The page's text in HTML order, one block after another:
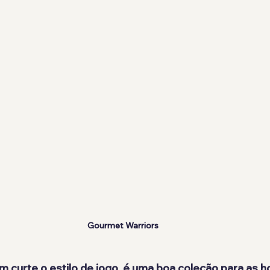
Gourmet Warriors